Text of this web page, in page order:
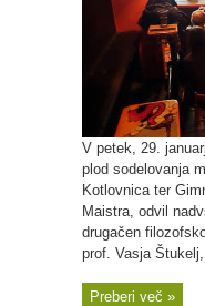
V petek, 29.
plod sodelovanja
Kotlovnica ter
Maistra, odvil
drugačen
prof. Vasja
Preberi več »